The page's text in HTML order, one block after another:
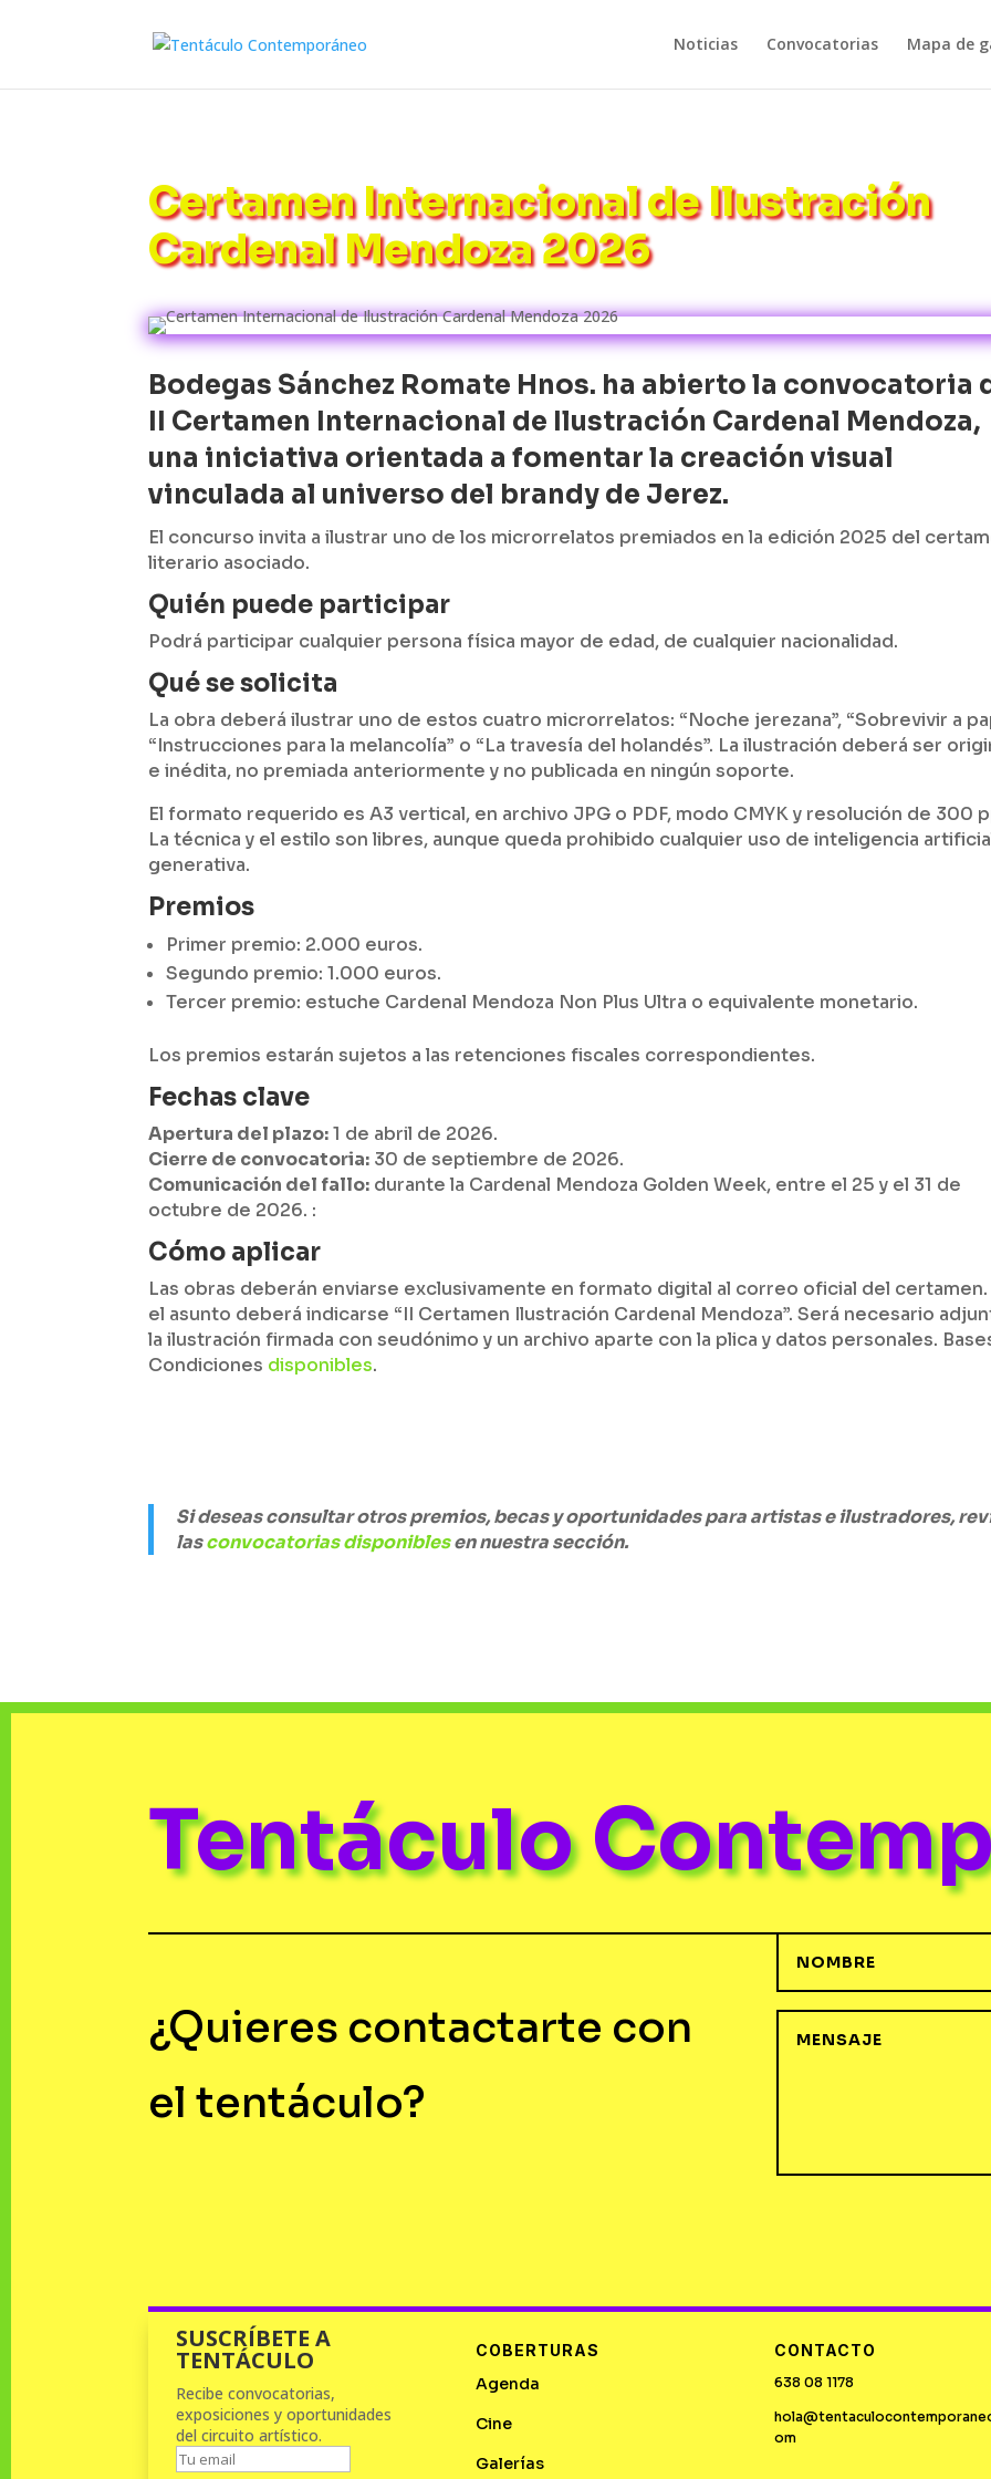
Noticias Convocatorias Mapa de
Certamen Internacional de Ilustración
Cardenal Mendoza 2026
Bodegas Sánchez Romate Hnos. ha abierto la convocatoria
II Certamen Internacional de Ilustración Cardenal Mendoza,
una iniciativa orientada a fomentar la creación visual
vinculada al universo del brandy de Jerez.
El concurso invita a ilustrar uno de los microrrelatos premiados en la edición 2025 del
literario asociado.
Quién puede participar
Podrá participar cualquier persona física mayor de edad, de cualquier nacionalidad.
Qué se solicita
La obra deberá ilustrar uno de estos cuatro microrrelatos: “Noche jerezana”, “Sobrevivir a
“Instrucciones para la melancolía” o “La travesía del holandés”. La ilustración deberá ser
e inédita, no premiada anteriormente y no publicada en ningún soporte.
El formato requerido es A3 vertical, en archivo JPG o PDF, modo CMYK y resolución de 300
La técnica y el estilo son libres, aunque queda prohibido cualquier uso de inteligencia
generativa.
Premios
Primer premio: 2.000 euros.
Segundo premio: 1.000 euros.
Tercer premio: estuche Cardenal Mendoza Non Plus Ultra o equivalente monetario.
Los premios estarán sujetos a las retenciones fiscales correspondientes.
Fechas clave
Apertura del plazo:1 de abril de 2026.
Cierre de convocatoria: 30 de septiembre de 2026.
Comunicación del fallo: durante la Cardenal Mendoza Golden Week, entre el 25 y el 31 de
octubre de 2026. :
Cómo aplicar
Las obras deberán enviarse exclusivamente en formato digital al correo oficial del certamen.
el asunto deberá indicarse “II Certamen Ilustración Cardenal Mendoza”. Será necesario
la ilustración firmada con seudónimo y un archivo aparte con la plica y datos personales.
Condiciones disponibles.
Si deseas consultar otros premios, becas y oportunidades para artistas e ilustradores,
lasconvocatorias disponiblesen nuestra sección.
Tentáculo
¿Quieres contactarte con
el tentáculo?
SUSCRÍBETE A
TENTÁCULO
Recibe convocatorias,
exposiciones y oportunidades
del circuito artístico.
COBERTURAS
Agenda
Cine
Galerías
CONTACTO
638 08 1178
om